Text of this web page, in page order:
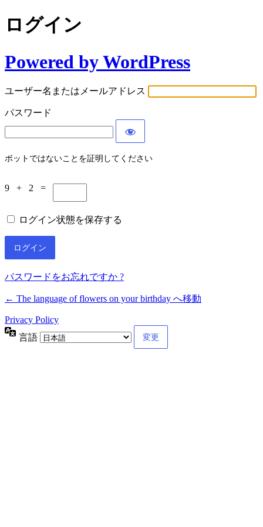
ログイン
Powered by WordPress
ユーザー名またはメールアドレス
パスワード
ボットではないことを証明してください
9 + 2 =
ログイン状態を保存する
パスワードをお忘れですか ?
← The language of flowers on your birthday へ移動
Privacy Policy
言語